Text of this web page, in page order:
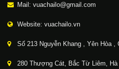
Mail: vuachailo@gmail.com
Website: vuachailo.vn
Số 213 Nguyễn Khang , Yên Hòa ,
280 Thượng Cát, Bắc Từ Liêm, Hà